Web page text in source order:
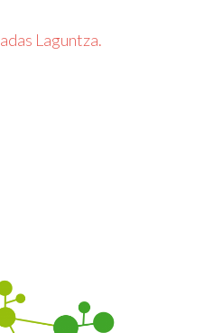
Laguntza.